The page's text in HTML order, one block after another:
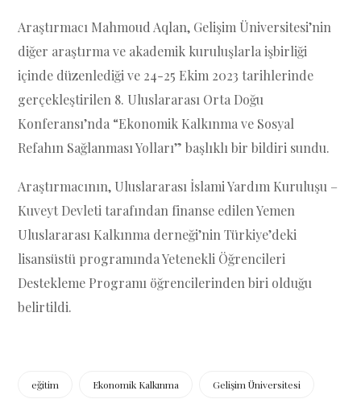
Araştırmacı Mahmoud Aqlan, Gelişim Üniversitesi’nin
diğer araştırma ve akademik kuruluşlarla işbirliği
içinde düzenlediği ve 24-25 Ekim 2023 tarihlerinde
gerçekleştirilen 8. Uluslararası Orta Doğu
Konferansı’nda “Ekonomik Kalkınma ve Sosyal
Refahın Sağlanması Yolları” başlıklı bir bildiri sundu.
Araştırmacının, Uluslararası İslami Yardım Kuruluşu –
Kuveyt Devleti tarafından finanse edilen Yemen
Uluslararası Kalkınma derneği’nin Türkiye’deki
lisansüstü programında Yetenekli Öğrencileri
Destekleme Programı öğrencilerinden biri olduğu
belirtildi.
eğitim Ekonomik Kalkınma Gelişim Üniversitesi